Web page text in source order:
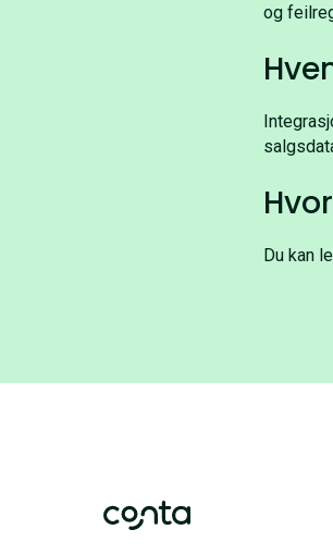
og
Du kan